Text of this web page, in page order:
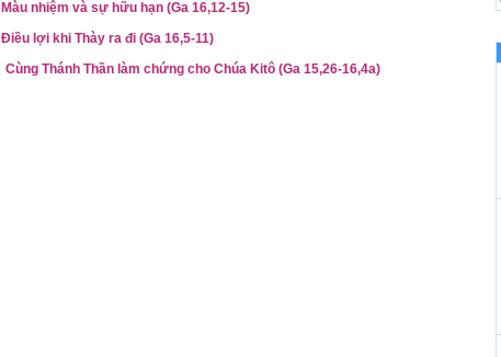
Màu nhiệm và sự hữu hạn (Ga 16,12-15)
Điều lợi khi Thày ra đi (Ga 16,5-11)
Cùng Thánh Thần làm chứng cho Chúa Kitô (Ga 15,26-16,4a)